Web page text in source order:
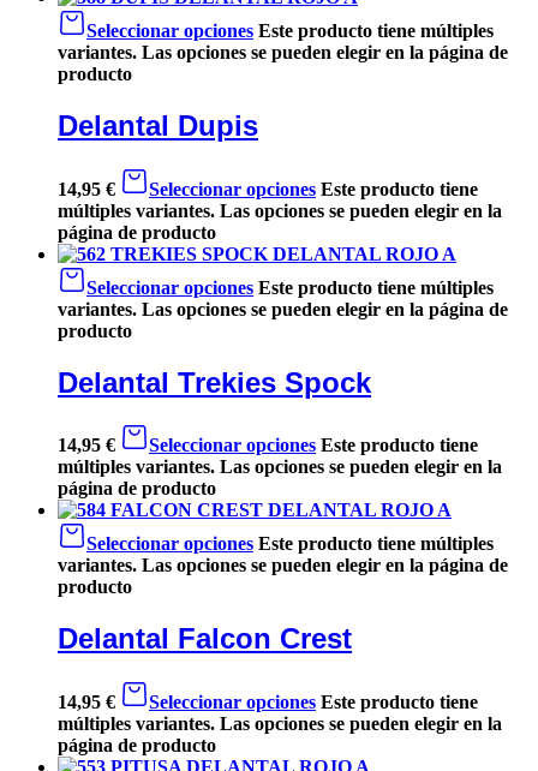
Seleccionar opciones Este producto tiene múltiples
variantes. Las opciones se pueden elegir en la página de
producto
Delantal Dupis
14,95 € Seleccionar opciones Este producto tiene
múltiples variantes. Las opciones se pueden elegir en la
página de producto
Seleccionar opciones Este producto tiene múltiples
variantes. Las opciones se pueden elegir en la página de
producto
Delantal Trekies Spock
14,95 € Seleccionar opciones Este producto tiene
múltiples variantes. Las opciones se pueden elegir en la
página de producto
Seleccionar opciones Este producto tiene múltiples
variantes. Las opciones se pueden elegir en la página de
producto
Delantal Falcon Crest
14,95 € Seleccionar opciones Este producto tiene
múltiples variantes. Las opciones se pueden elegir en la
página de producto